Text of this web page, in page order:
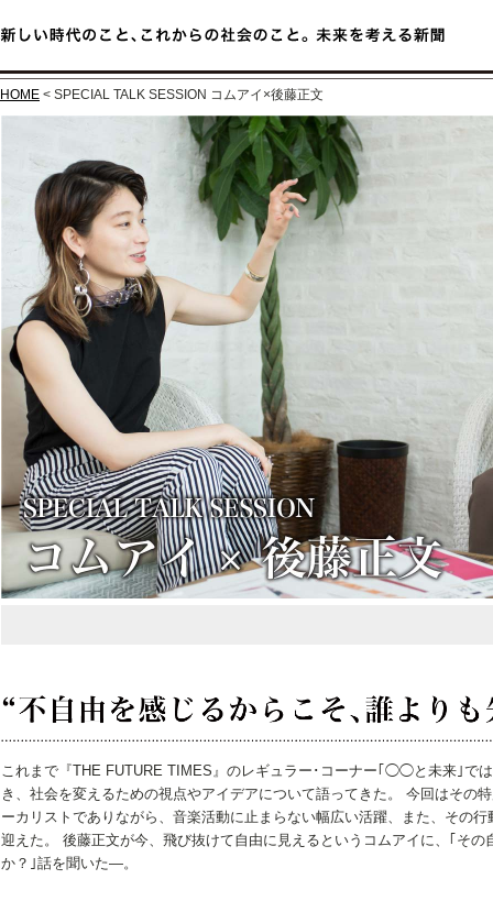
HOME < SPECIAL TALK SESSION コムアイ×後藤正文
これまで『THE FUTURE TIMES』のレギュラー･コーナー｢◯◯と未来｣で
き、社会を変えるための視点やアイデアについて語ってきた。 今回はその
ーカリストでありながら、音楽活動に止まらない幅広い活躍、また、その
迎えた。 後藤正文が今、飛び抜けて自由に見えるというコムアイに、｢そ
か？｣話を聞いた―。